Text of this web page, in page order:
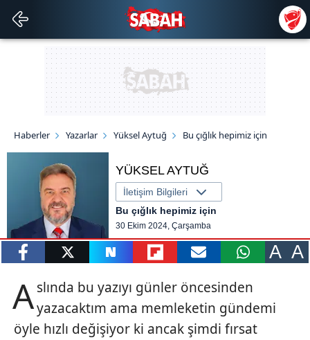
Haberler Yazarlar Yüksel Aytuğ Bu çığlık hepimiz için
YÜKSEL AYTUĞ
İletişim Bilgileri
Bu çığlık hepimiz için
30 Ekim 2024, Çarşamba
A A
Aslında bu yazıyı günler öncesinden
yazacaktım ama memleketin gündemi
öyle hızlı değişiyor ki ancak şimdi fırsat